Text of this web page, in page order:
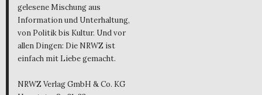
gelesene Mischung aus
Information und Unterhaltung,
von Politik bis Kultur. Und vor
allen Dingen: Die NRWZ ist
einfach mit Liebe gemacht.
NRWZ Verlag GmbH & Co. KG